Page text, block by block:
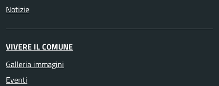
Notizie
VIVERE IL COMUNE
Galleria immagini
Eventi